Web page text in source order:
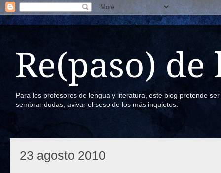
Re(paso) de
Para los profesores de lengua y literatura, este blog pretende
sembrar dudas, avivar el seso de los más inquietos.
23 agosto 2010